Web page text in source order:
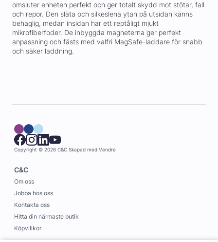
omsluter enheten perfekt och ger totalt skydd mot stötar, fall
och repor. Den släta och silkeslena ytan på utsidan känns
behaglig, medan insidan har ett reptåligt mjukt
mikrofiberfoder. De inbyggda magneterna ger perfekt
anpassning och fästs med valfri MagSafe-laddare för snabb
och säker laddning.
Copyright © 2026 C&C Skapad med Vendre
C&C
Om oss
Jobba hos oss
Kontakta oss
Hitta din närmaste butik
Köpvillkor